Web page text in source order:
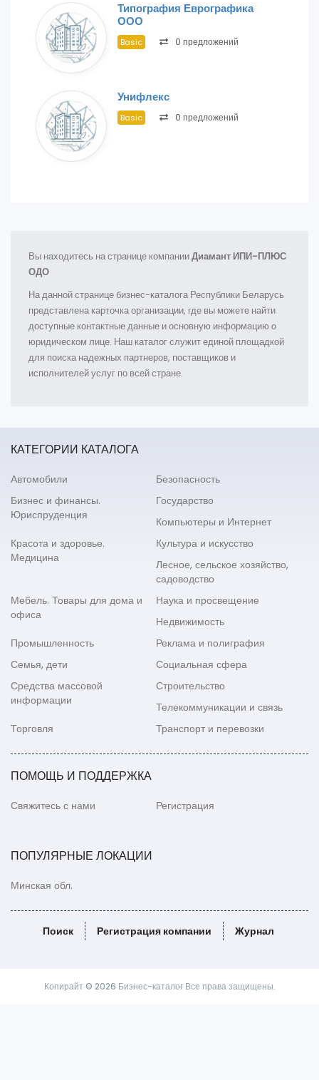
Типография Еврографика
ООО
Basic 0 предложений
Унифлекс
Basic 0 предложений
Вы находитесь на странице компанииДиамант ИПИ-ПЛЮС
ОДО
На данной странице бизнес-каталога Республики Беларусь
представлена карточка организации, где вы можете найти
доступные контактные данные и основную информацию о
юридическом лице. Наш каталог служит единой площадкой
для поиска надежных партнеров, поставщиков и
исполнителей услуг по всей стране.
КАТЕГОРИИ КАТАЛОГА
Автомобили
Безопасность
Бизнес и финансы.
Юриспруденция
Государство
Компьютеры и Интернет
Красота и здоровье.
Медицина
Культура и искусство
Лесное, сельское хозяйство,
садоводство
Мебель. Товары для дома и
офиса
Наука и просвещение
Недвижимость
Промышленность
Реклама и полиграфия
Семья, дети
Социальная сфера
Средства массовой
информации
Строительство
Телекоммуникации и связь
Торговля
Транспорт и перевозки
ПОМОЩЬ И ПОДДЕРЖКА
Свяжитесь с нами Регистрация
ПОПУЛЯРНЫЕ ЛОКАЦИИ
Минская обл.
Поиск Регистрация компании Журнал
Копирайт © 2026 Бизнес-каталог Все права защищены.